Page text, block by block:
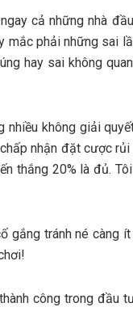
cả những nhà
phải những sai
hay sai không
không giải
nhận đặt cược
thắng 20% là đủ.
gắng tránh né càng
công trong đầu